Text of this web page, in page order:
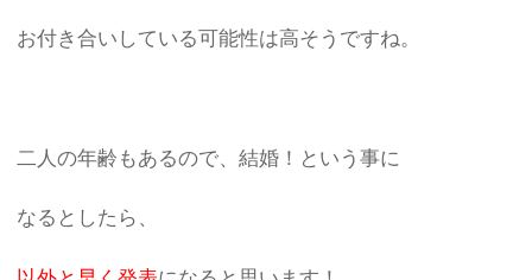
お付き合いしている可能性は高そうですね。
二人の年齢もあるので、結婚！という事に
なるとしたら、